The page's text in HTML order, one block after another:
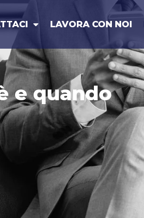
LAVORA CON NOI
e quando